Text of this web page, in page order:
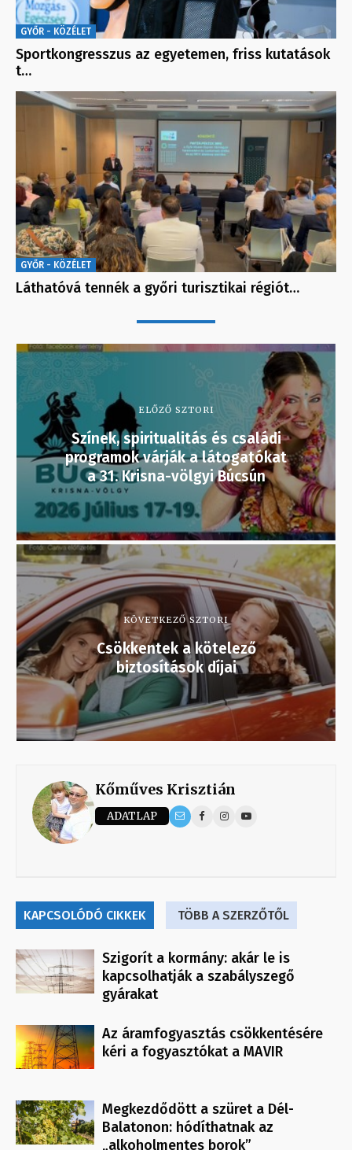
GYŐR - KÖZÉLET
Sportkongresszus az egyetemen, friss kutatások
t…
GYŐR - KÖZÉLET
Láthatóvá tennék a győri turisztikai régiót…
ELŐZŐ SZTORI
Színek, spiritualitás és családi
programok várják a látogatókat
a 31. Krisna-völgyi Búcsún
KÖVETKEZŐ SZTORI
Csökkentek a kötelező
biztosítások díjai
Kőműves Krisztián
ADATLAP
KAPCSOLÓDÓ CIKKEK TÖBB A SZERZŐTŐL
Szigorít a kormány: akár le is
kapcsolhatják a szabályszegő
gyárakat
Az áramfogyasztás csökkentésére
kéri a fogyasztókat a MAVIR
Megkezdődött a szüret a Dél-
Balatonon: hódíthatnak az
„alkoholmentes borok”